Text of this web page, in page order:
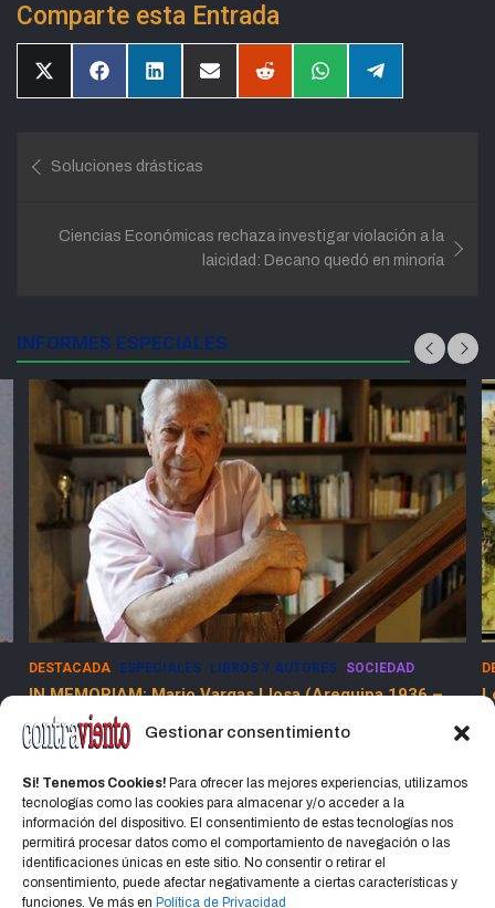
Gestionar consentimiento
Si! Tenemos Cookies! Para ofrecer las mejores experiencias, utilizamos
tecnologías como las cookies para almacenar y/o acceder a la
información del dispositivo. El consentimiento de estas tecnologías nos
permitirá procesar datos como el comportamiento de navegación o las
identificaciones únicas en este sitio. No consentir o retirar el
consentimiento, puede afectar negativamente a ciertas características y
funciones. Ve más en Política de Privacidad
Comparte esta Entrada
CompartirCompartirCompartirCompartirCompartirCompartirCompartir
de
Soluciones drásticas
Ciencias Económicas rechaza investigar violación a la
laicidad: Decano quedó en minoría
INFORMES ESPECIALES
DESTACADA ESPECIALES SOCIEDAD
Los Dolores de la Guerra Flamenca
13 marzo, 2025 Jorge Martinez Jorge
Home Política de privacidad CONTACTO